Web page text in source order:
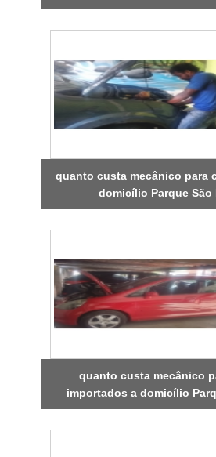
quanto custa mecânico para
domicílio Parque São
quanto custa mecânico
importados a domicílio